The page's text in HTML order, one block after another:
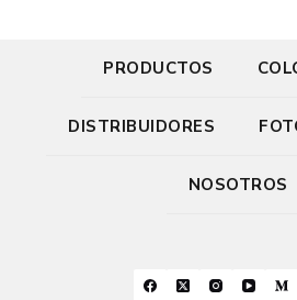
PRODUCTOS
DISTRIBUIDORES
NOSOTROS